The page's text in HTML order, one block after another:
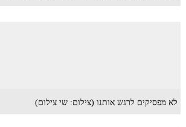
לא מפסיקים לרגש אותנו (צילום: שי צילום)